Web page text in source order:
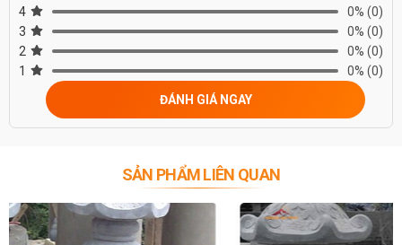
4
0% (0)
3
0% (0)
2
0% (0)
1
0% (0)
ĐÁNH GIÁ NGAY
SẢN PHẨM LIÊN QUAN